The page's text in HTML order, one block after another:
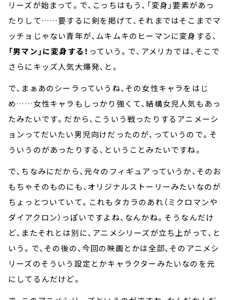
リーズが始まって。で、こっちはもう、「変身」要素があっ
たりして……要するに剣を掲げて、それまではそこまでマ
ッチョじゃない青年が、ムキムキのヒーマンに変身する、
「男マン」に変身する！ っていう。で、アメリカでは、そこで
さらにキッズ人気大爆発、と。
で、まぁあのシーラっていうね、その女性キャラをはじ
め……女性キャラもしっかり強くて、結構女児人気もあっ
たみたいです。だから、こういう戦ったりするアニメーシ
ョンってだいたい男児向けだったのが、っていうので。そ
ういうのがあったりする、ということみたいですね。
で、ちなみにだから、元々のフィギュアっていうか、そのお
もちゃそのものにも、オリジナルストーリーみたいなのが
ちょっとついていて。これもタカラのあれ（ミクロマンや
ダイアクロン）っぽいですよね、なんかね。そうなんだけ
ど、またそれとは別に、アニメシリーズが立ち上がって、と
いう。で、その後の、今回の映画とかは全部、そのアニメシ
リーズのそういう設定とかキャラクターみたいなのを元
にしてるんだけど。